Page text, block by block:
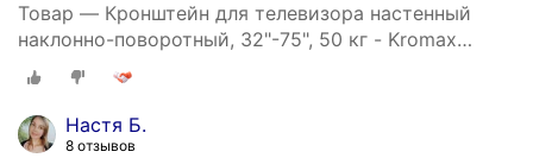
Товар — Кронштейн для телевизора настенный
наклонно-поворотный, 32"-75", 50 кг - Kromax
ATLANTIS-80
Настя Б.
8 отзывов